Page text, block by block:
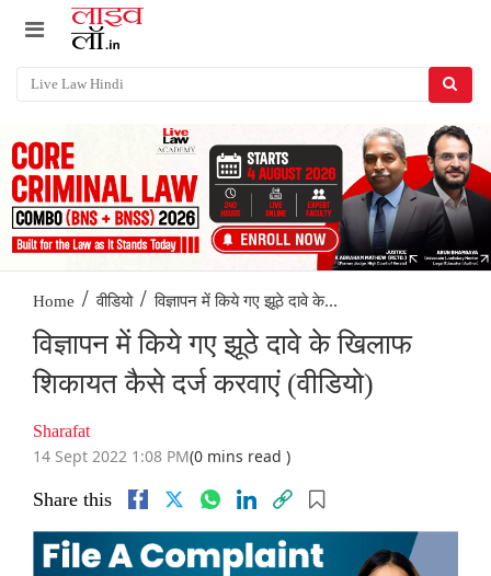
Home / वीडियो / विज्ञापन में किये गए झूठे दावे के...
विज्ञापन में किये गए झूठे दावे के खिलाफ
शिकायत कैसे दर्ज करवाएं (वीडियो)
Sharafat
14 Sept 2022 1:08 PM(0 mins read )
Share this